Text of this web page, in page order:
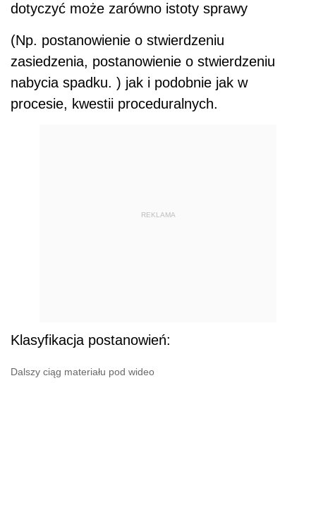
dotyczyć może zarówno istoty sprawy
(Np. postanowienie o stwierdzeniu
zasiedzenia, postanowienie o stwierdzeniu
nabycia spadku. ) jak i podobnie jak w
procesie, kwestii proceduralnych.
REKLAMA
Klasyfikacja postanowień:
Dalszy ciąg materiału pod wideo